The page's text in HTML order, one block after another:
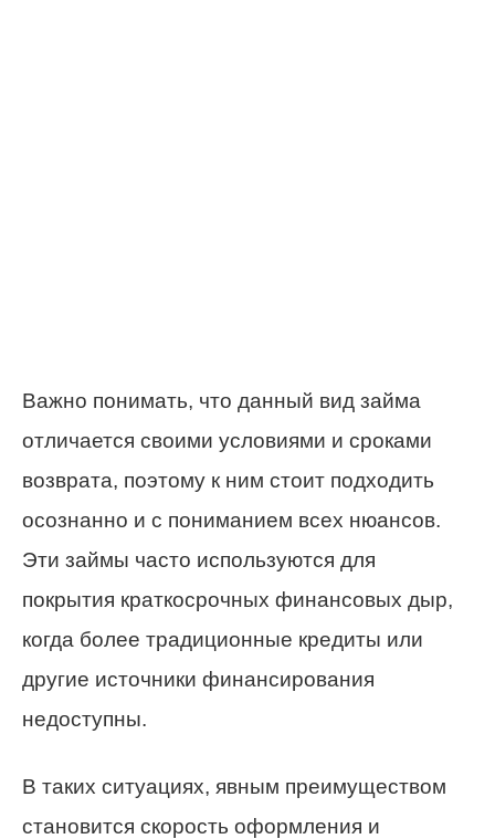
Важно понимать, что данный вид займа
отличается своими условиями и сроками
возврата, поэтому к ним стоит подходить
осознанно и с пониманием всех нюансов.
Эти займы часто используются для
покрытия краткосрочных финансовых дыр,
когда более традиционные кредиты или
другие источники финансирования
недоступны.
В таких ситуациях, явным преимуществом
становится скорость оформления и